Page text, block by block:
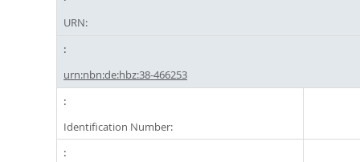
URN:
urn:nbn:de:hbz:38-466253
Identification Number: